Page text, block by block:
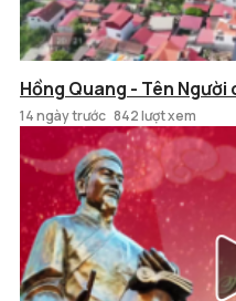
Hồng Quang - Tên Người
14 ngày trước 842 lượt xem